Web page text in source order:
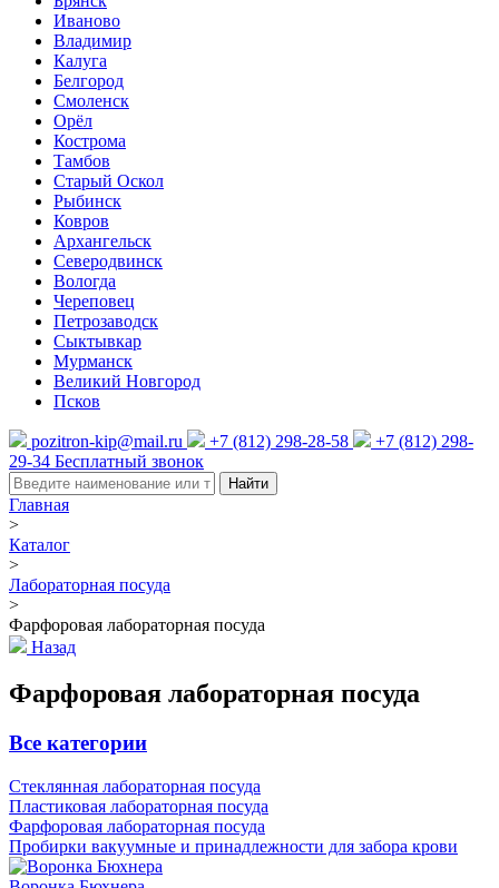
Иваново
Владимир
Калуга
Белгород
Смоленск
Орёл
Кострома
Тамбов
Старый Оскол
Рыбинск
Ковров
Архангельск
Северодвинск
Вологда
Череповец
Петрозаводск
Сыктывкар
Мурманск
Великий Новгород
Псков
pozitron-kip@mail.ru +7 (812) 298-28-58
+7 (812) 298-
29-34 Бесплатный звонок
Найти
Главная
>
Каталог
>
Лабораторная посуда
>
Фарфоровая лабораторная посуда
Назад
Фарфоровая лабораторная посуда
Все категории
Стеклянная лабораторная посуда
Пластиковая лабораторная посуда
Фарфоровая лабораторная посуда
Пробирки вакуумные и принадлежности для забора крови